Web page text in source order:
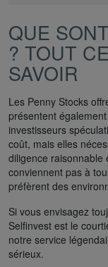
QUE
? TOUT
SAVOIR
Les Penny Stocks
présentent
investisseurs
coût, mais elles
diligence raisonnable
conviennent pas à
préfèrent des
Si vous envisagez
Selfinvest est le
notre service
sérieux.